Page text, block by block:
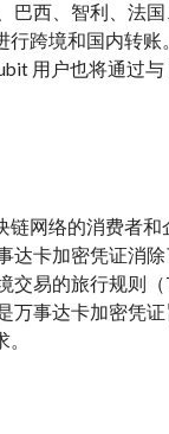
巴西、智利、法
行跨境和国内转
用户也将通过与
链网络的消费者
达卡加密凭证消
交易的旅行规则
万事达卡加密凭